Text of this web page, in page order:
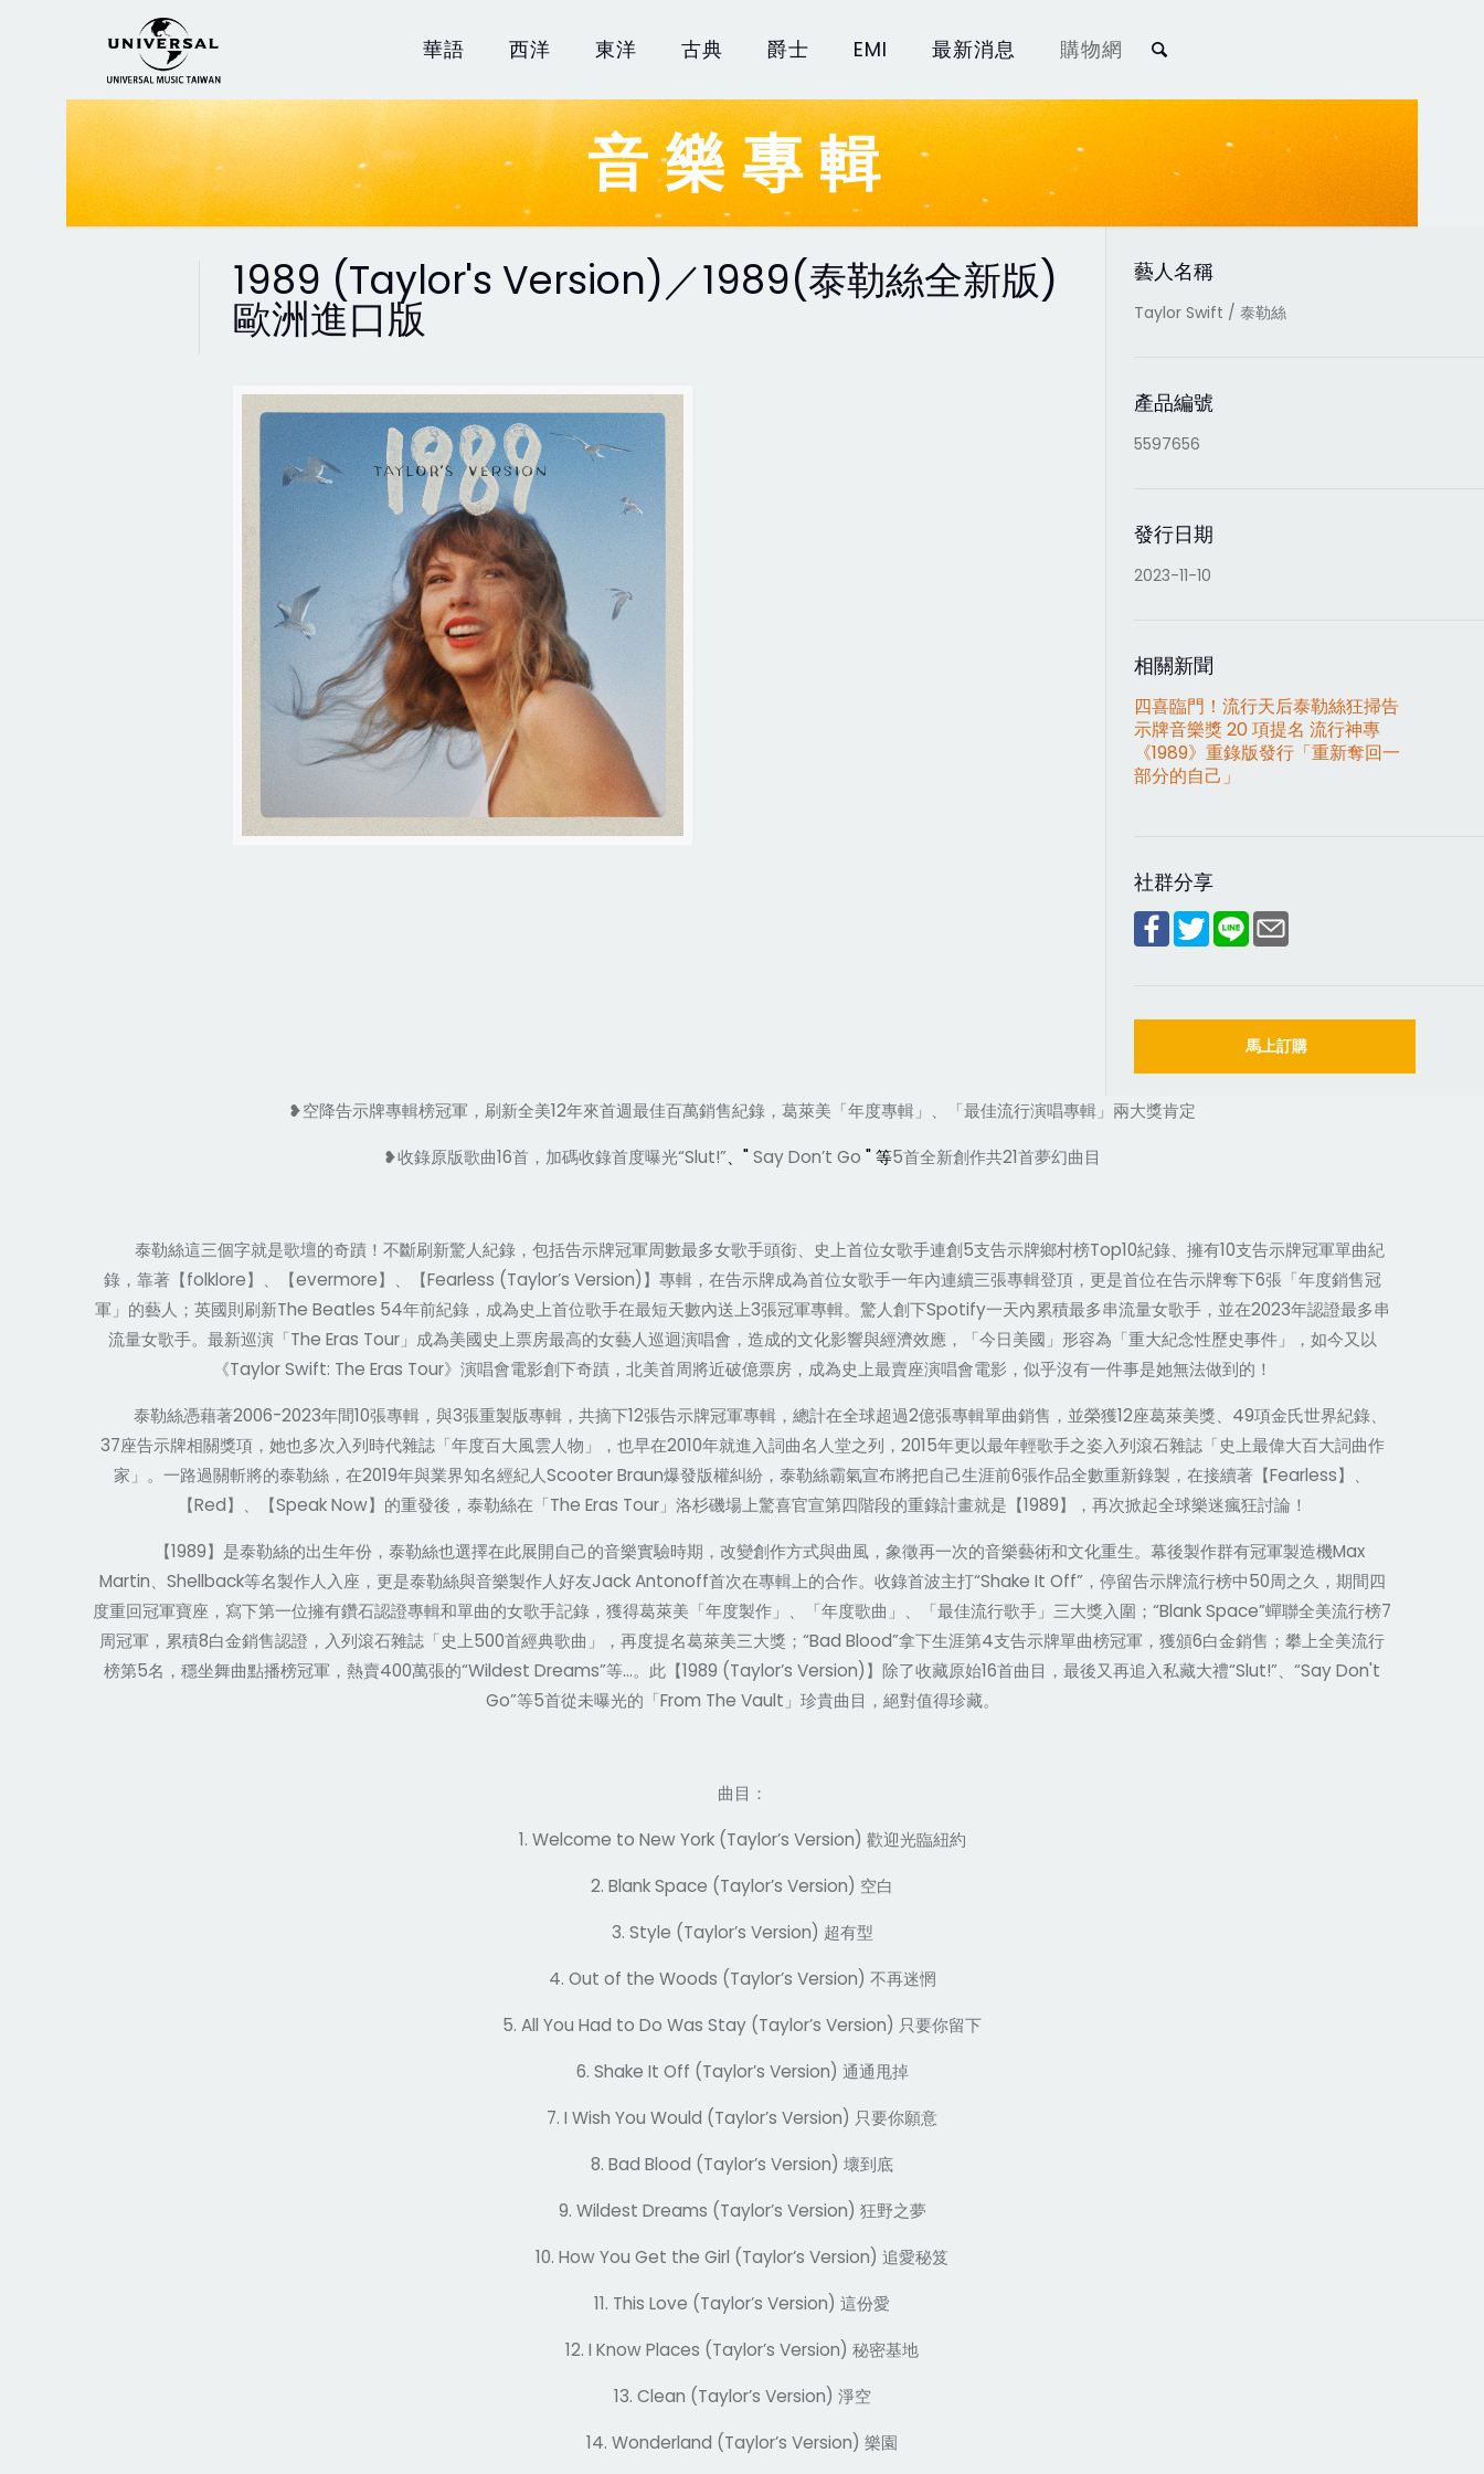
華語 西洋 東洋 古典 爵士 EMI 最新消息 購物網
音樂專輯
1989 (Taylor's Version)／1989(泰勒絲全新版)
歐洲進口版
藝人名稱
Taylor Swift / 泰勒絲
產品編號
5597656
發行日期
2023-11-10
相關新聞
四喜臨門！流行天后泰勒絲狂掃告
示牌音樂獎 20 項提名 流行神專
《1989》重錄版發行「重新奪回一
部分的自己」
社群分享
馬上訂購
❥空降告示牌專輯榜冠軍，刷新全美12年來首週最佳百萬銷售紀錄，葛萊美「年度專輯」、「最佳流行演唱專輯」兩大獎肯定
❥收錄原版歌曲16首，加碼收錄首度曝光“Slut!” "Say Don’t Go " 等5首全新創作共21首夢幻曲目
泰勒絲這三個字就是歌壇的奇蹟 ！ 不斷刷新驚人紀錄，包括告示牌冠軍周數最多女歌手頭銜 史上首位女歌手連創 5支告示牌鄉村榜Top10紀錄、擁有10支告示牌冠軍單曲紀
錄，靠著【folklore】、【evermore】、【Fearless (Taylor’s Version) 】專輯，在告示牌成為首位女歌手一年內連續三張專輯登頂，更是首位在告示牌奪下6張「年度銷售冠
軍」的藝人；英國則刷新The Beatles 54年前紀錄，成為史上首位歌手在最短天數內送上3張冠軍專輯。驚人創下Spotify一天內累積最多串流量女歌手，並在2023年認證最多串
流量女歌手。最新巡演「The Eras Tour」成為美國史上票房最高的女藝人巡迴演唱會，造成的文化影響與經濟效應，「今日美國」形容為「重大紀念性歷史事件」，如今又以
《Taylor Swift: The Eras Tour》演唱會電影創下奇蹟，北美首周將近破億票房，成為史上最賣座演唱會電影，似乎沒有一件事是她無法做到的！
泰勒絲憑藉著2006-2023年間10張專輯，與3張重製版專輯，共摘下12張告示牌冠軍專輯，總計在全球超過2億張專輯單曲銷售，並榮獲12座葛萊美獎、 49項金氏世界紀錄、
37座告示牌相關獎項， 她也多次入列時代雜誌「年度百大風雲人物」，也早在2010年就進入詞曲名人堂之列， 2015年更以最年輕歌手之姿入列滾石雜誌「史上最偉大百大詞曲作
家」。一路過關斬將的泰勒絲，在2019年與業界知名經紀人 Scooter Braun爆發版權糾紛，泰勒絲霸氣宣布將把自己生涯前6張作品全數重新錄製，在接續著【Fearless】、
【Red】、【Speak Now】的重發後，泰勒絲在「The Eras Tour」洛杉磯場上驚喜官宣第四階段的重錄計畫就是【1989】，再次掀起全球樂迷瘋狂討論！
【1989】是泰勒絲的出生年份，泰勒絲也選擇在此展開自己的音樂實驗時期，改變創作方式與曲風，象徵再一次的音樂藝術和文化重生。幕後製作群有冠軍製造機Max
Martin
Shellback等名製作人入座，更是泰勒絲與音樂製作人好友Jack Antonoff首次在專輯上的合作。收錄首波主打“Shake It Off”，停留告示牌流行榜中50周之久，期間四
度重回冠軍寶座，寫下第一位擁有鑽石認證專輯和單曲的女歌手記錄，獲得葛萊美「年度製作」、「年度歌曲」、「最佳流行歌手」三大獎入圍； “Blank Space”蟬聯全美流行榜7
周冠軍，累積8白金銷售認證，入列滾石雜誌「史上500首經典歌曲」，再度提名葛萊美三大獎； “Bad Blood”拿下生涯第4支告示牌單曲榜冠軍，獲頒6白金銷售；攀上全美流行
榜第5名，穩坐舞曲點播榜冠軍，熱賣400萬張的“Wildest Dreams”等…。此【1989 (Taylor’s Version) 】除了收藏原始16首曲目，最後又再追入私藏大禮“Slut!”
“Say Don't
Go”等5首從未曝光的「From The Vault 」珍貴曲目 ， 絕對值得珍藏。
曲目：
1. Welcome to New York (Taylor’s Version) 歡迎光臨紐約
2. Blank Space (Taylor’s Version) 空白
3. Style (Taylor’s Version) 超有型
4. Out of the Woods (Taylor’s Version) 不再迷惘
5. All You Had to Do Was Stay (Taylor’s Version) 只要你留下
6. Shake It Off (Taylor’s Version) 通通甩掉
7. I Wish You Would (Taylor’s Version) 只要你願意
8. Bad Blood (Taylor’s Version) 壞到底
9. Wildest Dreams (Taylor’s Version) 狂野之夢
10. How You Get the Girl (Taylor’s Version) 追愛秘笈
11. This Love (Taylor’s Version) 這份愛
12. I Know Places (Taylor’s Version) 秘密基地
13. Clean (Taylor’s Version) 淨空
14. Wonderland (Taylor’s Version) 樂園